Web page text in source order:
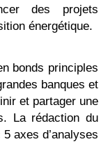
des projets
énergétique.
bonds principles
banques et
et partager une
La rédaction du
axes d’analyses